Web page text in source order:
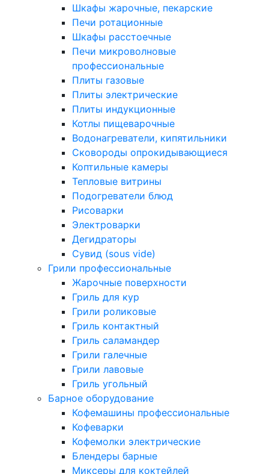
Шкафы жарочные, пекарские
Печи ротационные
Шкафы расстоечные
Печи микроволновые
профессиональные
Плиты газовые
Плиты электрические
Плиты индукционные
Котлы пищеварочные
Водонагреватели, кипятильники
Сковороды опрокидывающиеся
Коптильные камеры
Тепловые витрины
Подогреватели блюд
Рисоварки
Электроварки
Дегидраторы
Сувид (sous vide)
Грили профессиональные
Жарочные поверхности
Гриль для кур
Грили роликовые
Гриль контактный
Гриль саламандер
Грили галечные
Грили лавовые
Гриль угольный
Барное оборудование
Кофемашины профессиональные
Кофеварки
Кофемолки электрические
Блендеры барные
Миксеры для коктейлей